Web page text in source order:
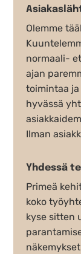
Olemme
normaali-
ajan
toimintaa
hyvässä
Ilman
Yhdessä
Primeä
koko
kyse sitten